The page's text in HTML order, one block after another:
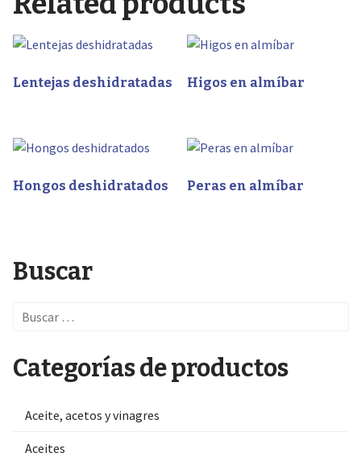
Lentejas deshidratadas Higos en almíbar
Hongos deshidratados Peras en almíbar
Buscar
Search
Categorías de productos
Aceite, acetos y vinagres
Aceites